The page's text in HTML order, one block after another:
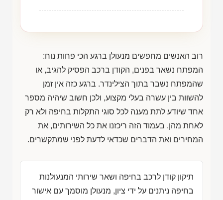
רוב האנשים מחפשים מנעולן ברגע הכי פחות נוח:
המפתח נשאר בפנים, הקודן ברכב הפסיק להגיב, או
שהמפתח נשבר בתוך הצילינדר. ברגע כזה אין זמן
להשוות בין עשרה בעלי מקצוע, ולכן חשוב שיהיה מספר
אחד שיודע לתת מענה לכל סוגי התקלות בחיפה ולא רק
לאחת מהן. בעמוד הזה ריכזנו את כל השירותים, את
המחירים ואת הדברים שכדאי לדעת לפני שמתקשרים.
תיקון קודן לרכב בחיפה ושאר שירותי המנעולנות
בחיפה ניתנים על ידי ציון, מנעולן מוסמך עם אישור